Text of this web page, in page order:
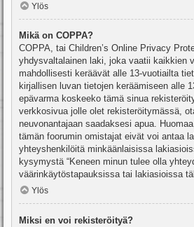
Ylös
Mikä on COPPA?
COPPA, tai Children’s Online Privacy
yhdysvaltalainen laki, joka vaatii kaikkien
mahdollisesti keräävät alle 13-vuotiailta
kirjallisen luvan tietojen keräämiseen alle
epävarma koskeeko tämä sinua
verkkosivua jolle olet rekisteröitymässä,
neuvonantajaan saadaksesi apua.
tämän foorumin omistajat eivät voi antaa
yhteyshenkilöitä minkäänlaisissa
kysymystä “Keneen minun tulee olla
väärinkäytöstapauksissa tai lakiasioissa
Ylös
Miksi en voi rekisteröityä?